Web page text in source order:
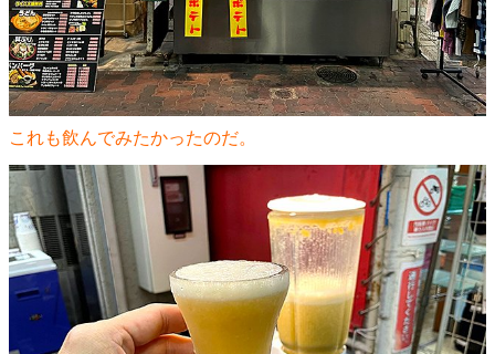
これも飲んでみたかったのだ。